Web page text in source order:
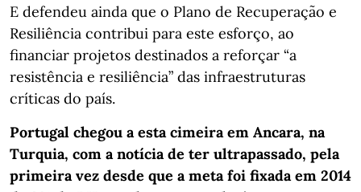
E defendeu ainda que o Plano de Recuperação e
Resiliência contribui para este esforço, ao
financiar projetos destinados a reforçar “a
resistência e resiliência” das infraestruturas
críticas do país.
Portugal chegou a esta cimeira em Ancara, na
Turquia, com a notícia de ter ultrapassado, pela
primeira vez desde que a meta foi fixada em 2014